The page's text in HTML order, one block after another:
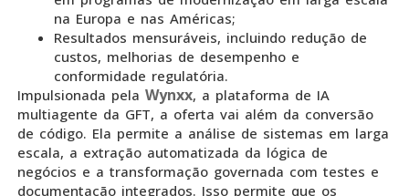
na Europa e nas Américas;
Resultados mensuráveis, incluindo redução de
custos, melhorias de desempenho e
conformidade regulatória.
Impulsionada pela Wynxx, a plataforma de IA
multiagente da GFT, a oferta vai além da conversão
de código. Ela permite a análise de sistemas em larga
escala, a extração automatizada da lógica de
negócios e a transformação governada com testes e
documentação integrados. Isso permite que os